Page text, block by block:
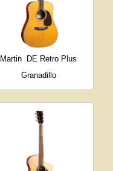
Martin DE Retro Plus
Granadillo